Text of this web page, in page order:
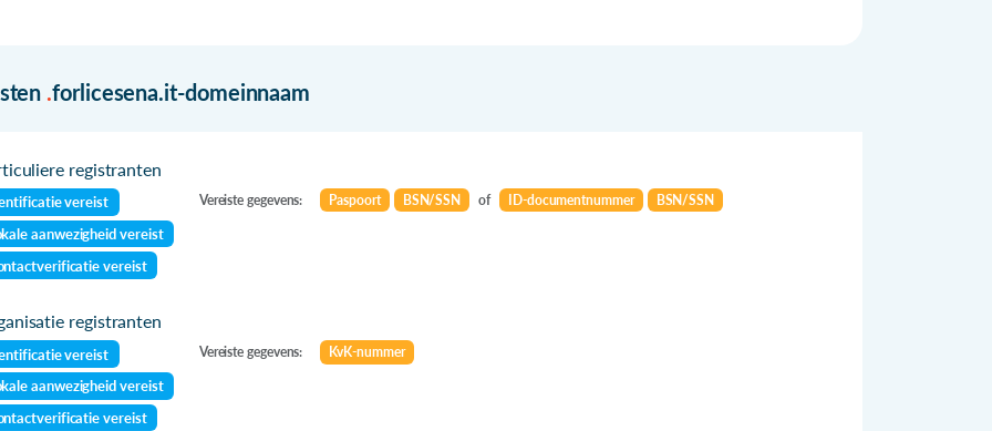
.forlicesena.it-domeinnaam
registranten
vereist
aanwezigheid vereist
vereist
Vereiste gegevens: Paspoort BSN/SSN of ID-documentnummer BSN/SSN
registranten
vereist
aanwezigheid vereist
vereist
Vereiste gegevens: KvK-nummer